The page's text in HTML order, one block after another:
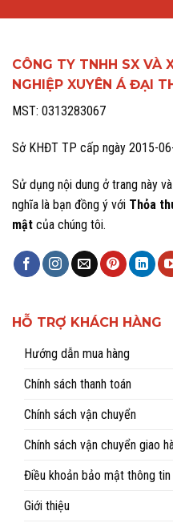
CÔNG TY TNHH SX VÀ
NGHIỆP XUYÊN Á ĐẠI
MST: 0313283067
Sở KHĐT TP cấp ngày 2015-
Sử dụng nội dung ở trang này
nghĩa là bạn đồng ý với Thỏa
mật của chúng tôi.
HỖ TRỢ KHÁCH HÀNG
Hướng dẫn mua hàng
Chính sách thanh toán
Chính sách vận chuyển
Chính sách vận chuyển giao
Điều khoản bảo mật thông tin
Giới thiệu